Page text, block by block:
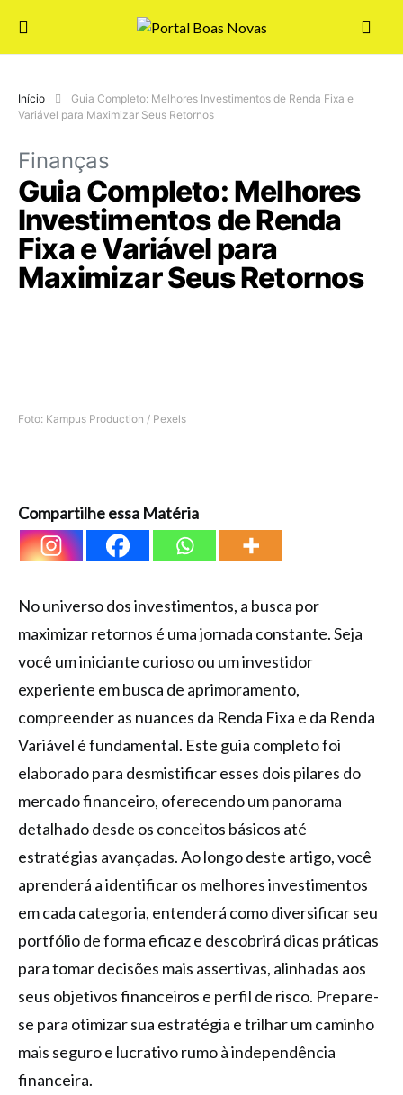
Início
Guia Completo: Melhores Investimentos de Renda Fixa e
Variável para Maximizar Seus Retornos
Finanças
Guia Completo: Melhores
Investimentos de Renda
Fixa e Variável para
Maximizar Seus Retornos
Foto: Kampus Production / Pexels
Compartilhe essa Matéria
No universo dos investimentos, a busca por
maximizar retornos é uma jornada constante. Seja
você um iniciante curioso ou um investidor
experiente em busca de aprimoramento,
compreender as nuances da Renda Fixa e da Renda
Variável é fundamental. Este guia completo foi
elaborado para desmistificar esses dois pilares do
mercado financeiro, oferecendo um panorama
detalhado desde os conceitos básicos até
estratégias avançadas. Ao longo deste artigo, você
aprenderá a identificar os melhores investimentos
em cada categoria, entenderá como diversificar seu
portfólio de forma eficaz e descobrirá dicas práticas
para tomar decisões mais assertivas, alinhadas aos
seus objetivos financeiros e perfil de risco. Prepare-
se para otimizar sua estratégia e trilhar um caminho
mais seguro e lucrativo rumo à independência
financeira.